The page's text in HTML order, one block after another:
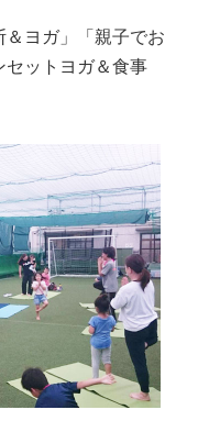
ヨガ」「親子でお
セットヨガ＆食事